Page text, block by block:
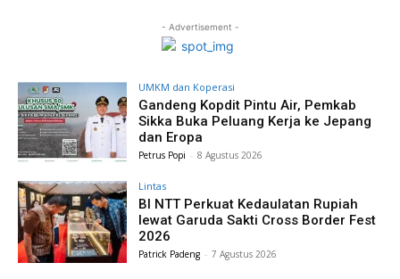
- Advertisement -
UMKM dan Koperasi
Gandeng Kopdit Pintu Air, Pemkab
Sikka Buka Peluang Kerja ke Jepang
dan Eropa
Petrus Popi - 8 Agustus 2026
Lintas
BI NTT Perkuat Kedaulatan Rupiah
lewat Garuda Sakti Cross Border Fest
2026
Patrick Padeng - 7 Agustus 2026